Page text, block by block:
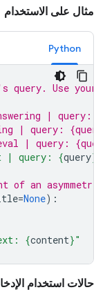
مثال على الاستخدام
Python
query. Use
| query:
| query:
| query:
| query: {query}
of an
=None):
{content}"
حالات استخدام